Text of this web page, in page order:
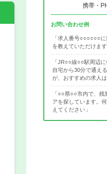
希望の働き方
パート(
携帯・
お問い合わせ例
「求人番号○○○○○○
を教えていただけます
「JR○○線○○駅周辺に
自宅から30分で通え
が、おすすめの求人は
「○○県○○市内で、残
アを探しています。
えてください」